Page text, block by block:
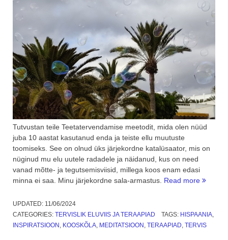
Tutvustan teile Teetatervendamise meetodit, mida olen nüüd
juba 10 aastat kasutanud enda ja teiste ellu muutuste
toomiseks. See on olnud üks järjekordne katalüsaator, mis on
nüginud mu elu uutele radadele ja näidanud, kus on need
vanad mõtte- ja tegutsemisviisid, millega koos enam edasi
minna ei saa. Minu järjekordne sala-armastus. Read more “Minu
lugu”
UPDATED: 11/06/2024
CATEGORIES: TERVISLIK ELUVIIS JA TERAAPIAD TAGS: HISPAANIA,
INSPIRATSIOON KOOSKÕLA MEDITATSIOON TERAAPIAD TERVIS